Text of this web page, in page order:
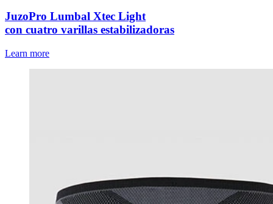
JuzoPro Lumbal Xtec Light
con cuatro varillas estabilizadoras
Learn more